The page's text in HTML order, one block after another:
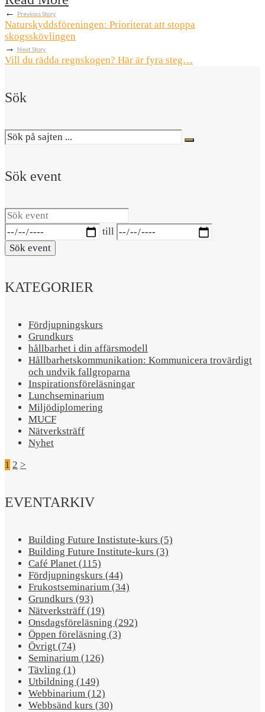
← Previous Story
Naturskyddsföreningen: Prioriterat att stoppa
skogsskövlingen
→
Next Story
Vill du rädda regnskogen? Här är fyra steg…
Sök
Sök event
Sök
event
Datumintervall:
till
Sök event
KATEGORIER
Fördjupningskurs
Grundkurs
hållbarhet i din affärsmodell
Hållbarhetskommunikation: Kommunicera trovärdigt
och undvik fallgroparna​
Inspirationsföreläsningar
Lunchseminarium
Miljödiplomering
MUCF
Nätverksträff
Nyhet
1 2 >
EVENTARKIV
Building Future Instistute-kurs (5)
Building Future Institute-kurs (3)
Café Planet (115)
Fördjupningskurs (44)
Frukostseminarium (34)
Grundkurs (93)
Nätverksträff (19)
Onsdagsföreläsning (292)
Öppen föreläsning (3)
Övrigt (74)
Seminarium (126)
Tävling (1)
Utbildning (149)
Webbinarium (12)
Webbsänd kurs (30)